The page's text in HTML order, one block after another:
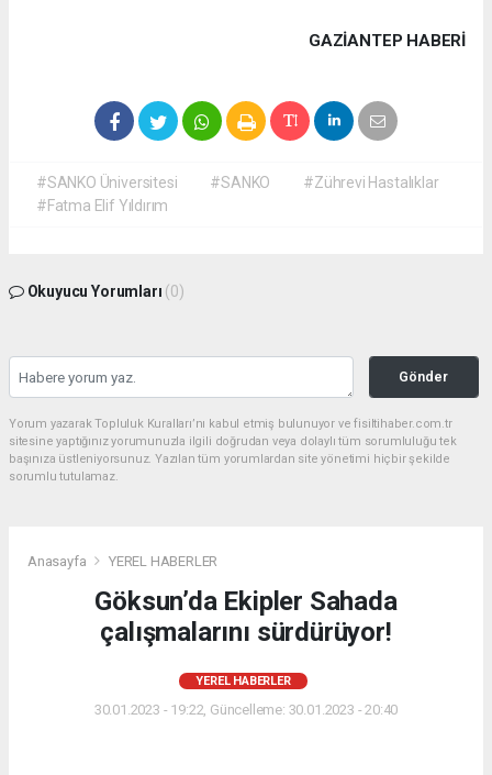
GAZIANTEP HABERİ
#SANKO Üniversitesi #SANKO
#Zührevi Hastalıklar
#Fatma Elif Yıldırım
Okuyucu Yorumları (0)
Gönder
Yorum yazarak Topluluk Kuralları’nı kabul etmiş bulunuyor ve fisiltihaber.com.tr
sitesine yaptığınız yorumunuzla ilgili doğrudan veya dolaylı tüm sorumluluğu tek
başınıza üstleniyorsunuz. Yazılan tüm yorumlardan site yönetimi hiçbir şekilde
sorumlu tutulamaz.
Anasayfa YEREL HABERLER
Göksun’da Ekipler Sahada
çalışmalarını sürdürüyor!
YEREL HABERLER
30.01.2023 - 19:22, Güncelleme: 30.01.2023 - 20:40